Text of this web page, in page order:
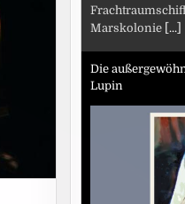
Marskolonie [...]
Die
Lupin